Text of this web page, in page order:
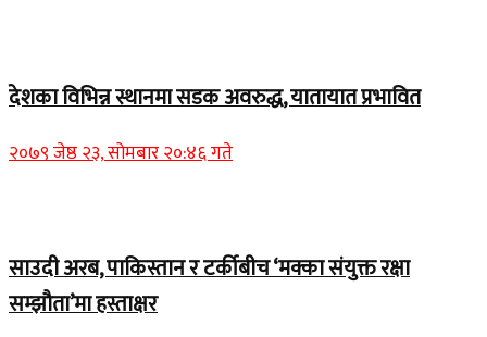
देशका विभिन्न स्थानमा सडक अवरुद्ध, यातायात प्रभावित
२०७९ जेष्ठ २३, सोमबार २०:४६ गते
साउदी अरब, पाकिस्तान र टर्कीबीच ‘मक्का संयुक्त रक्षा
सम्झौता’मा हस्ताक्षर